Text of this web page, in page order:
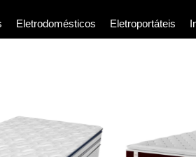
Eletrodomésticos Eletroportáteis